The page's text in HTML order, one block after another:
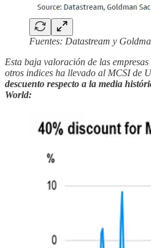
Fuentes: Datastream y
Esta baja valoración de las
otros indices ha llevado al MCSI de
descuento respecto a la media
World: